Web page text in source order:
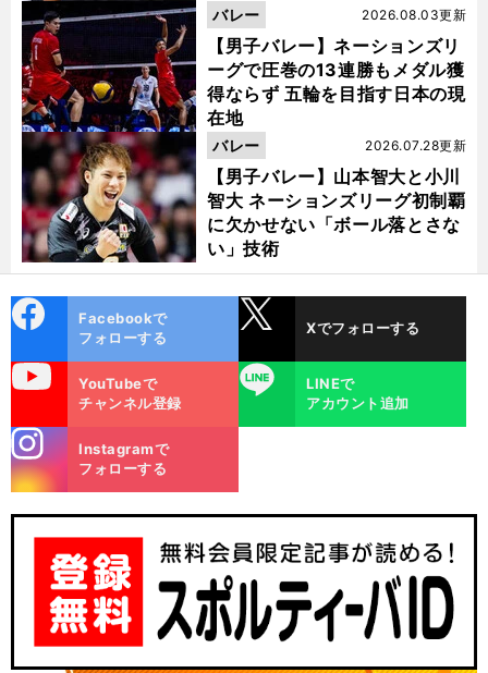
【男子バレー】ネーションズリ
ーグで圧巻の13連勝もメダル獲
得ならず 五輪を目指す日本の現
在地
2026.08.03更新
バレー
【男子バレー】山本智大と小川
智大 ネーションズリーグ初制覇
に欠かせない「ボール落とさな
い」技術
2026.07.28更新
バレー
ok
Facebookで
フォローする
Xでフォローする
YouTubeで
チャンネル登録
LINE
LINEで
アカウント追加
m
Instagramで
フォローする